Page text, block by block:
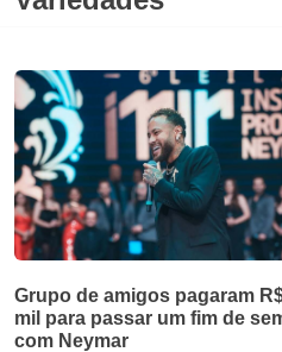
Grupo de amigos pagaram
mil para passar um fim de
com Neymar